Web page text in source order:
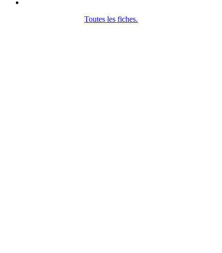
Toutes les fiches.